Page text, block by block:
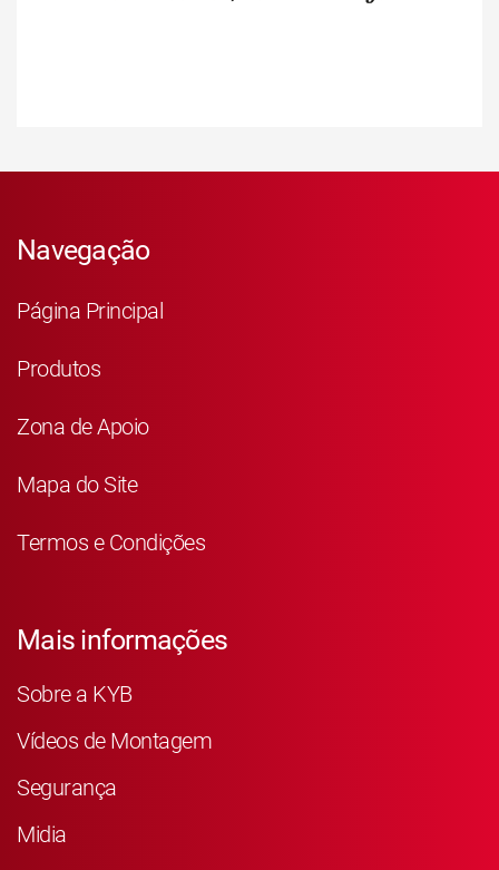
Navegação
Página Principal
Produtos
Zona de Apoio
Mapa do Site
Termos e Condições
Mais informações
Sobre a KYB
Vídeos de Montagem
Segurança
Midia